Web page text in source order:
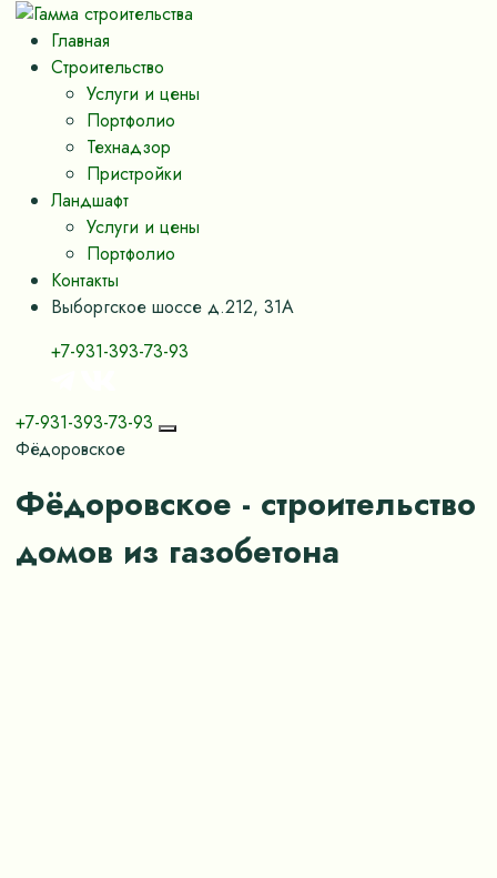
Главная
Строительство
Услуги и цены
Портфолио
Технадзор
Пристройки
Ландшафт
Услуги и цены
Портфолио
Контакты
Выборгское шоссе д.212, 31А
+7-931-393-73-93
+7-931-393-73-93
Фёдоровское
Фёдоровское - строительство
домов из газобетона